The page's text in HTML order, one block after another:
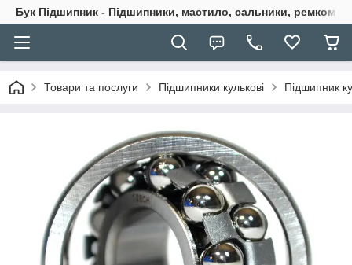
Бук Підшипник - Підшипники, мастило, сальники,
Товари та послуги Підшипники кулькові Підшипник